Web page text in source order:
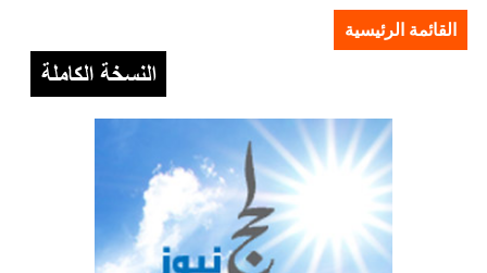
القائمة الرئيسية